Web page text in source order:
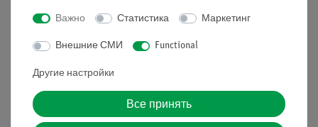
Информация
Условия сотрудничества
Декларация о конфиденциальности
Вводные данные
Важно Статистика Маркетинг
Внешние СМИ Functional
Другие настройки
Все принять